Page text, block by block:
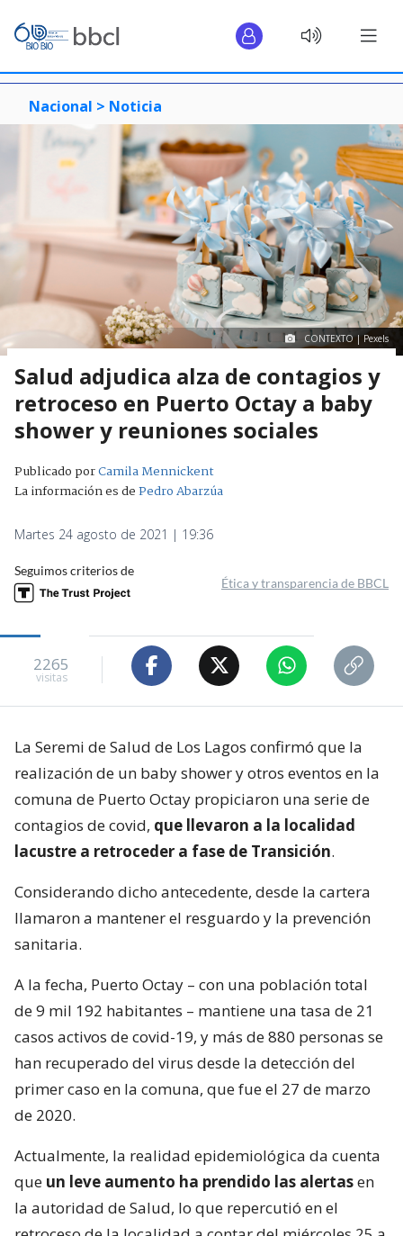
Nacional > Noticia
CONTEXTO | Pexels
Salud adjudica alza de contagios y
retroceso en Puerto Octay a baby
shower y reuniones sociales
Publicado porCamila Mennickent
La información es dePedro Abarzúa
Martes 24 agosto de 2021 | 19:36
Seguimos criterios de
Ética y transparencia de BBCL
2265
visitas
La Seremi de Salud de Los Lagos confirmó que la
realización de un baby shower y otros eventos en la
comuna de Puerto Octay propiciaron una serie de
contagios de covid, que llevaron a la localidad
lacustre a retroceder a fase de Transición.
Considerando dicho antecedente, desde la cartera
llamaron a mantener el resguardo y la prevención
sanitaria.
A la fecha, Puerto Octay – con una población total
de 9 mil 192 habitantes – mantiene una tasa de 21
casos activos de covid-19, y más de 880 personas se
han recuperado del virus desde la detección del
primer caso en la comuna, que fue el 27 de marzo
de 2020.
Actualmente, la realidad epidemiológica da cuenta
que un leve aumento ha prendido las alertasen
la autoridad de Salud, lo que repercutió en el